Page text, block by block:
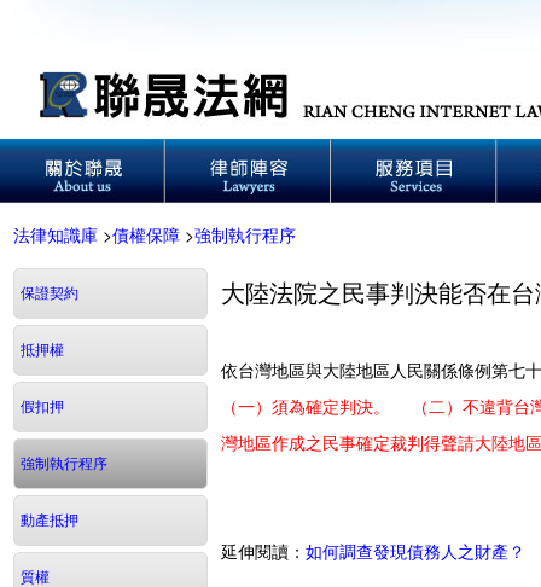
法律知識庫 >債權保障 >強制執行程序
保證契約
抵押權
假扣押
強制執行程序
動產抵押
質權
大陸法院之民事判決能否在
依台灣地區與大陸地區人民關係條例第
（一）須為確定判決。
（二）不違背
灣地區作成之民事確定裁判得聲請大陸地
延伸閱讀： 如何調查發現債務人之財產？